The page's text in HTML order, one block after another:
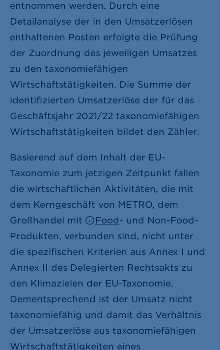
entnommen werden. Durch eine
Detailanalyse der in den Umsatzerlösen
enthaltenen Posten erfolgte die Prüfung
der Zuordnung des jeweiligen Umsatzes
zu den taxonomiefähigen
Wirtschaftstätigkeiten. Die Summe der
identifizierten Umsatzerlöse der für das
Geschäftsjahr 2021/22 taxonomiefähigen
Wirtschaftstätigkeiten bildet den Zähler.
Basierend auf dem Inhalt der EU-
Taxonomie zum jetzigen Zeitpunkt fallen
die wirtschaftlichen Aktivitäten, die mit
dem Kerngeschäft von METRO, dem
Großhandel mit
Food- und Non-Food-
Produkten, verbunden sind, nicht unter
die spezifischen Kriterien aus Annex I und
Annex II des Delegierten Rechtsakts zu
den Klimazielen der EU-Taxonomie.
Dementsprechend ist der Umsatz nicht
taxonomiefähig und damit das Verhältnis
der Umsatzerlöse aus taxonomiefähigen
Wirtschaftstätigkeiten eines